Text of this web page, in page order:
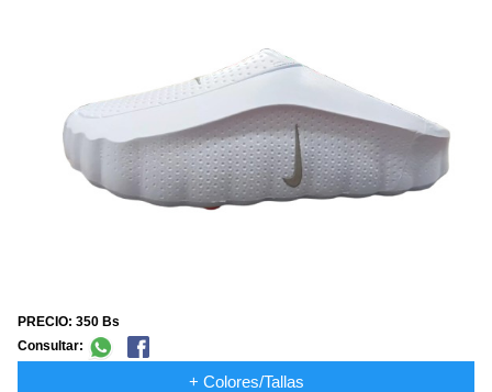
PRECIO: 350 Bs
Consultar:
+ Colores/Tallas